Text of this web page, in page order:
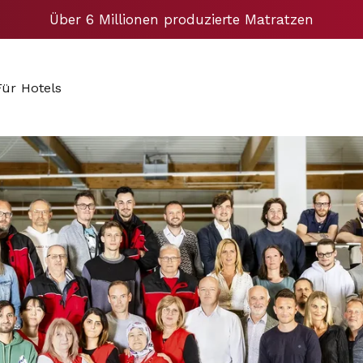
Über 6 Millionen produzierte Matratzen
Hotels